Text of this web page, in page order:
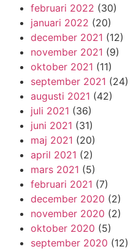
februari 2022 (30)
januari 2022 (20)
december 2021 (12)
november 2021 (9)
oktober 2021 (11)
september 2021 (24)
augusti 2021 (42)
juli 2021 (36)
juni 2021 (31)
maj 2021 (20)
april 2021 (2)
mars 2021 (5)
februari 2021 (7)
december 2020 (2)
november 2020 (2)
oktober 2020 (5)
september 2020 (12)